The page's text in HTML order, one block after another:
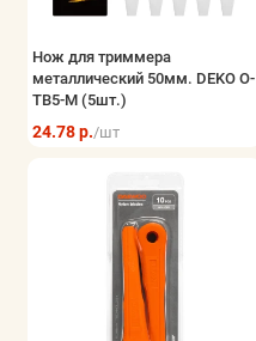
Нож для триммера
металлический 50мм. DEKO O-
TB5-M (5шт.)
24.78 р./шт